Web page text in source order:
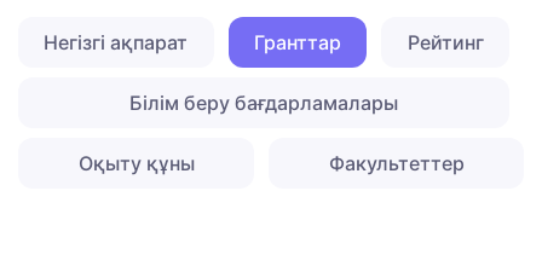
Негізгі ақпарат Гранттар Рейтинг
Білім беру бағдарламалары
Оқыту құны Факультеттер